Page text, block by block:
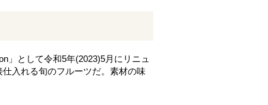
」として令和5年(2023)5月にリニュ
入れる旬のフルーツだ。素材の味